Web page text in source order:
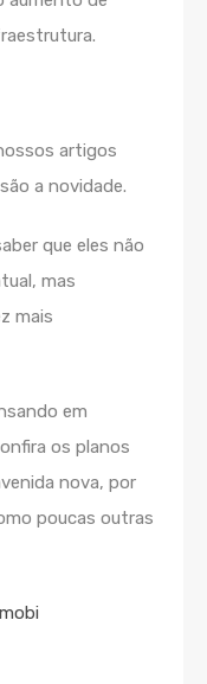
artigos
a novidade.
que eles não
mas
mais
em
os planos
nova, por
poucas outras